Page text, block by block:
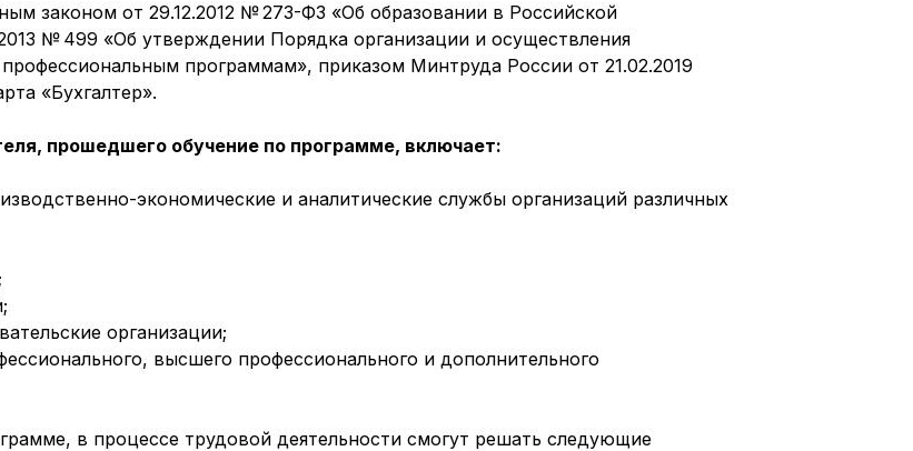
законом от 29.12.2012 № 273-ФЗ «Об образовании в Российской
№ 499 «Об утверждении Порядка организации и осуществления
программам», приказом Минтруда России от 21.02.2019
«Бухгалтер».
прошедшего обучение по программе, включает:
экономические и аналитические службы организаций различных
организации;
высшего профессионального и дополнительного
в процессе трудовой деятельности смогут решать следующие